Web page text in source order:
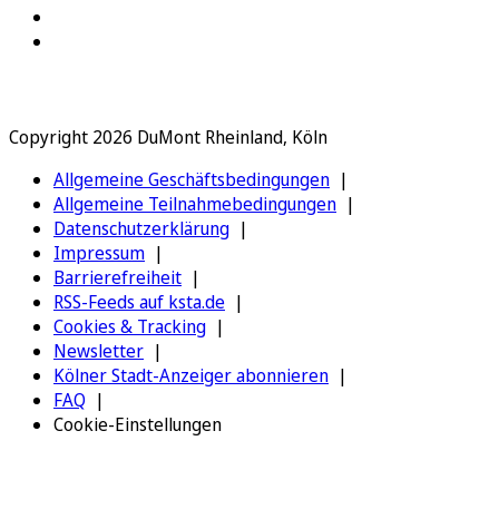
Copyright 2026 DuMont Rheinland, Köln
Allgemeine Geschäftsbedingungen
Allgemeine Teilnahmebedingungen
Datenschutzerklärung
Impressum
Barrierefreiheit
RSS-Feeds auf ksta.de
Cookies & Tracking
Newsletter
Kölner Stadt-Anzeiger abonnieren
FAQ
Cookie-Einstellungen